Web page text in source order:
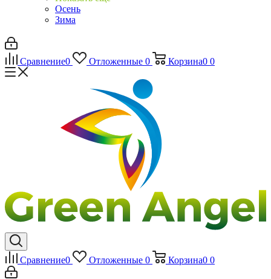
Осень
Зима
Сравнение0 Отложенные 0 Корзина0 0
Сравнение0 Отложенные 0 Корзина0 0